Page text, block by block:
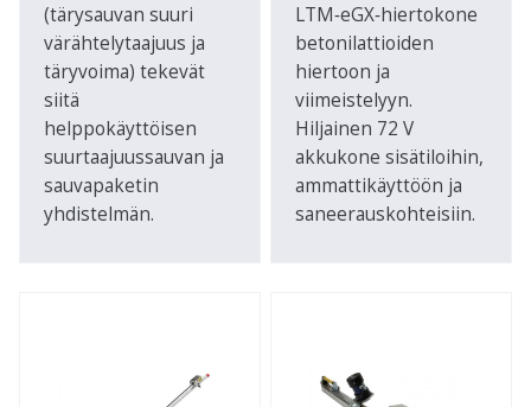
(tärysauvan suuri
värähtelytaajuus ja
täryvoima) tekevät
siitä
helppokäyttöisen
suurtaajuussauvan ja
sauvapaketin
yhdistelmän.
LTM‑eGX‑hiertokone
betonilattioiden
hiertoon ja
viimeistelyyn.
Hiljainen 72 V
akkukone sisätiloihin,
ammattikäyttöön ja
saneerauskohteisiin.